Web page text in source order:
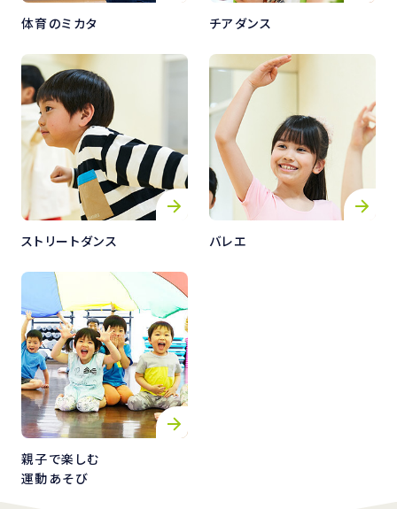
体育のミカタ チアダンス
ストリートダンス バレエ
親子で楽しむ
運動あそび